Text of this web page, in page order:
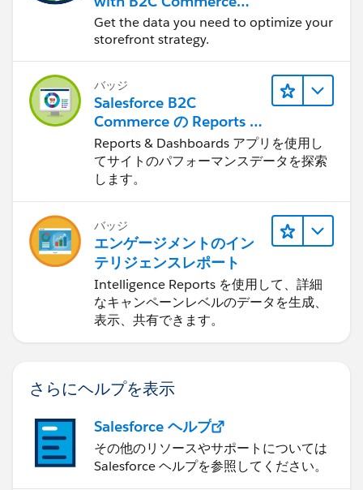
Reports & Dashboards
Get the data you need to optimize your
storefront strategy.
バッジ
Salesforce B2C
Commerce の Reports &
Dashboards
Reports & Dashboards アプリを使用し
てサイトのパフォーマンスデータを探索
します。
バッジ
エンゲージメントのイン
テリジェンスレポート
Intelligence Reports を使用して、詳細
なキャンペーンレベルのデータを生成、
表示、共有できます。
さらにヘルプを表示
Salesforce ヘルプ
その他のリソースやサポートについては
Salesforce ヘルプを参照してください。